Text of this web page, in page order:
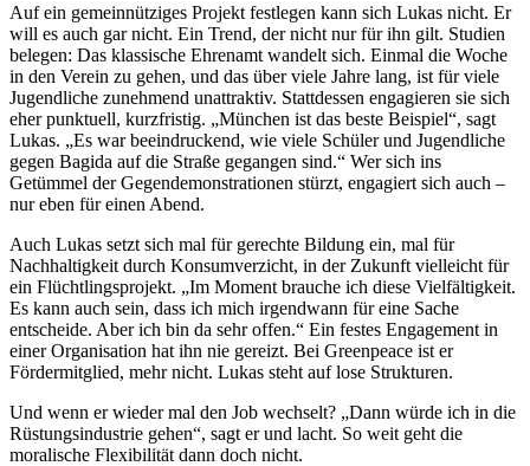
Auf ein gemeinnütziges Projekt festlegen kann sich Lukas nicht. Er
will es auch gar nicht. Ein Trend, der nicht nur für ihn gilt. Studien
belegen: Das klassische Ehrenamt wandelt sich. Einmal die Woche
in den Verein zu gehen, und das über viele Jahre lang, ist für viele
Jugendliche zunehmend unattraktiv. Stattdessen engagieren sie sich
eher punktuell, kurzfristig. „München ist das beste Beispiel“, sagt
Lukas. „Es war beeindruckend, wie viele Schüler und Jugendliche
gegen Bagida auf die Straße gegangen sind.“ Wer sich ins
Getümmel der Gegendemonstrationen stürzt, engagiert sich auch –
nur eben für einen Abend.
Auch Lukas setzt sich mal für gerechte Bildung ein, mal für
Nachhaltigkeit durch Konsumverzicht, in der Zukunft vielleicht für
ein Flüchtlingsprojekt. „Im Moment brauche ich diese Vielfältigkeit.
Es kann auch sein, dass ich mich irgendwann für eine Sache
entscheide. Aber ich bin da sehr offen.“ Ein festes Engagement in
einer Organisation hat ihn nie gereizt. Bei Greenpeace ist er
Fördermitglied, mehr nicht. Lukas steht auf lose Strukturen.
Und wenn er wieder mal den Job wechselt? „Dann würde ich in die
Rüstungsindustrie gehen“, sagt er und lacht. So weit geht die
moralische Flexibilität dann doch nicht.